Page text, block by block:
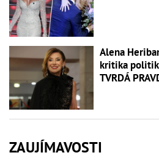
Alena
kritika
TVRDÁ
ZAUJÍMAVOSTI